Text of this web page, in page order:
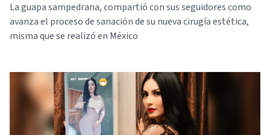
SERIES
La guapa sampedrana, compartió con sus seguidores como
avanza el proceso de sanación de su nueva cirugía estética,
misma que se realizó en México